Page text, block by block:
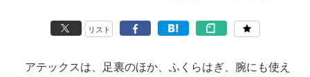
リスト
アテックスは、足裏のほか、ふくらはぎ、腕にも使え